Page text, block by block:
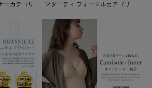
ーカテゴリ マタニティ フォーマルカテゴリ